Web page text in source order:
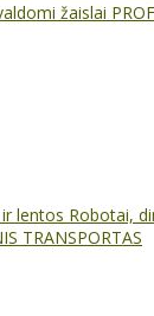
žaislai
lentos Robotai,
TRANSPORTAS